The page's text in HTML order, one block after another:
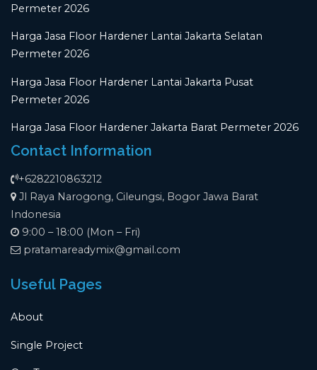
Permeter 2026
Harga Jasa Floor Hardener Lantai Jakarta Selatan
Permeter 2026
Harga Jasa Floor Hardener Lantai Jakarta Pusat
Permeter 2026
Harga Jasa Floor Hardener Jakarta Barat Permeter 2026
Contact Information
+6282210863212
Jl Raya Narogong, Cileungsi, Bogor Jawa Barat
Indonesia
9:00 – 18:00 (Mon – Fri)
pratamareadymix@gmail.com
Useful Pages
About
Single Project